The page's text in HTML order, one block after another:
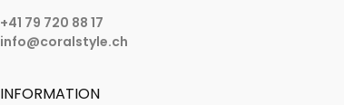
+41 79 720 88 17
info@coralstyle.ch
INFORMATION